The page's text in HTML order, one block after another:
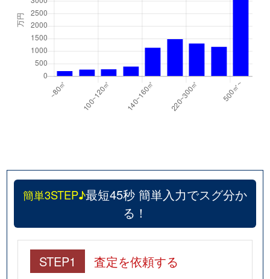
簡単3STEP♪最短45秒 簡単入力でスグ分か
る！
STEP1 査定を依頼する